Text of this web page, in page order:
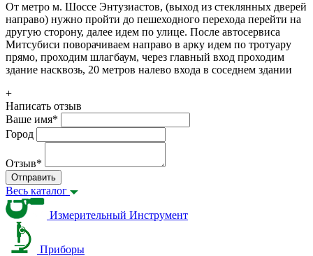
От метро м. Шоссе Энтузиастов, (выход из стеклянных дверей
направо) нужно пройти до пешеходного перехода перейти на
другую сторону, далее идем по улице. После автосервиса
Митсубиси поворачиваем направо в арку идем по тротуару
прямо, проходим шлагбаум, через главный вход проходим
здание насквозь, 20 метров налево входа в соседнем здании
+
Написать отзыв
Ваше имя*
Город
Отзыв*
Отправить
Весь каталог
Измерительный Инструмент
Приборы